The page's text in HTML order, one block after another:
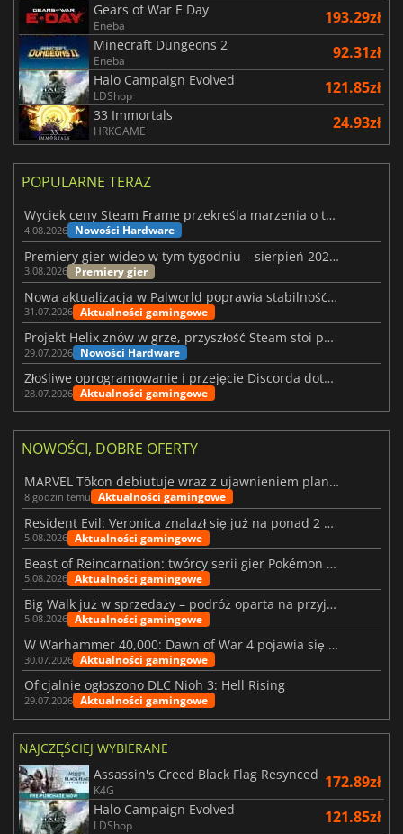
Gears of War E Day
Eneba 193.29zł
Minecraft Dungeons 2
Eneba 92.31zł
Halo Campaign Evolved
LDShop 121.85zł
33 Immortals
HRKGAME 24.93zł
POPULARNE TERAZ
Wyciek ceny Steam Frame przekreśla marzenia o tanim zestawie VR
4.08.2026 Nowości Hardware
Premiery gier wideo w tym tygodniu – sierpień 2026 r. (32. tydzień)
3.08.2026 Premiery gier
Nowa aktualizacja w Palworld poprawia stabilność Sunreach i walk z bossami
31.07.2026 Aktualności gamingowe
Projekt Helix znów w grze, przyszłość Steam stoi pod znakiem zapytania
29.07.2026 Nowości Hardware
Złośliwe oprogramowanie i przejęcie Discorda dotknęły Meccha Chameleon
28.07.2026 Aktualności gamingowe
NOWOŚCI, DOBRE OFERTY
MARVEL Tōkon debiutuje wraz z ujawnieniem planu rozwoju na pierwszy rok
8 godzin temu Aktualności gamingowe
Resident Evil: Veronica znalazł się już na ponad 2 milionach list życzeń
5.08.2026 Aktualności gamingowe
Beast of Reincarnation: twórcy serii gier Pokémon wkraczają na nową ścieżkę
5.08.2026 Aktualności gamingowe
Big Walk już w sprzedaży – podróż oparta na przyjaźni
5.08.2026 Aktualności gamingowe
W Warhammer 40,000: Dawn of War 4 pojawia się frakcja Nekronów
30.07.2026 Aktualności gamingowe
Oficjalnie ogłoszono DLC Nioh 3: Hell Rising
29.07.2026 Aktualności gamingowe
NAJCZĘŚCIEJ WYBIERANE
Assassin's Creed Black Flag Resynced
K4G 172.89zł
Halo Campaign Evolved
LDShop 121.85zł